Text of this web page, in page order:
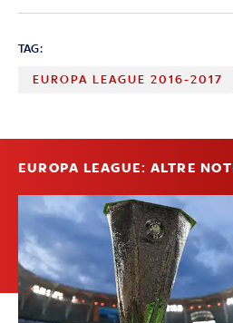
TAG:
EUROPA LEAGUE 2016-2017
EUROPA LEAGUE: ALTRE